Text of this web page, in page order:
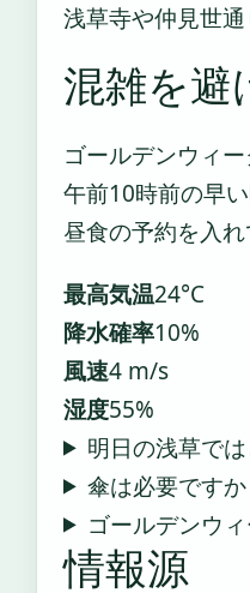
浅草寺や仲見世通
混雑を避
ゴールデンウィ
午前10時前の早
昼食の予約を入れ
最高気温24°C
降水確率10%
風速4 m/s
湿度55%
明日の浅草で
傘は必要ですか
ゴールデンウ
情報源